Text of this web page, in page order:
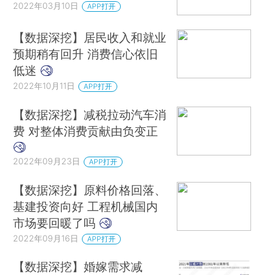
2022年03月10日 APP打开
【数据深挖】居民收入和就业
预期稍有回升 消费信心依旧
低迷
2022年10月11日 APP打开
【数据深挖】减税拉动汽车消
费 对整体消费贡献由负变正
2022年09月23日 APP打开
【数据深挖】原料价格回落、
基建投资向好 工程机械国内
市场要回暖了吗
2022年09月16日 APP打开
【数据深挖】婚嫁需求减